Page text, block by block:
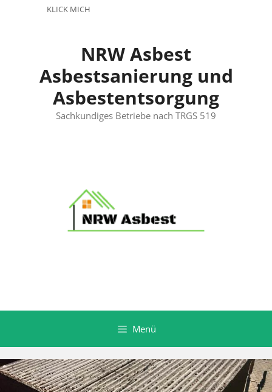
KLICK MICH
NRW Asbest
Asbestsanierung und
Asbestentsorgung
Sachkundiges Betriebe nach TRGS 519
Menü